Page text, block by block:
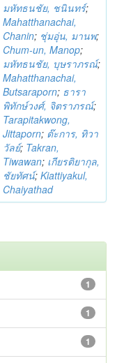
มหัทธนชัย, ชนินทร์;
Mahatthanachai,
Chanin; ชุ่มอุ่น, มานพ;
Chum-un, Manop;
มหัทธนชัย, บุษราภรณ์;
Mahatthanachai,
Butsaraporn; ธารา
พิทักษ์วงศ์, จิตราภรณ์;
Tarapitakwong,
Jittaporn; ต๊ะการ, ทิวา
วัลย์; Takran,
Tiwawan; เกียรติยากุล,
ชัยทัศน์; Kiattiyakul,
Chaiyathad
1
1
1